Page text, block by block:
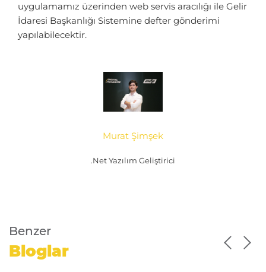
uygulamamız üzerinden web servis aracılığı ile Gelir
İdaresi Başkanlığı Sistemine defter gönderimi
yapılabilecektir.
Murat Şimşek
.Net Yazılım Geliştirici
Benzer
Bloglar